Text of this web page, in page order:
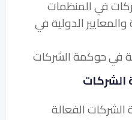
والمعايير الدولية في
الشركات